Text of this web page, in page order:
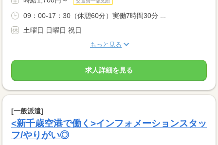
09：00-17：30（休憩60分）実働7時間30分 ...
土曜日 日曜日 祝日
もっと見る
求人詳細を見る
[一般派遣]
<新千歳空港で働く>インフォメーションスタッ
フ/やりがい◎